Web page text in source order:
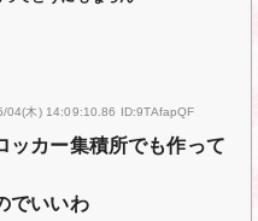
04(木) 14:09:10.86 ID:9TAfapQF
ッカー集積所でも作って
でいいわ